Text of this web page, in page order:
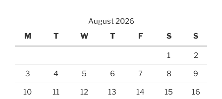
August 2026
M
T W T F S S
1 2
3 4 5 6 7 8 9
10 11 12 13 14 15 16